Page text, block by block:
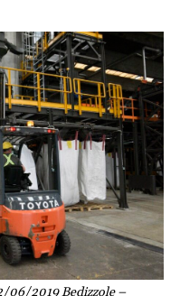
06/2019 Bedizzole –